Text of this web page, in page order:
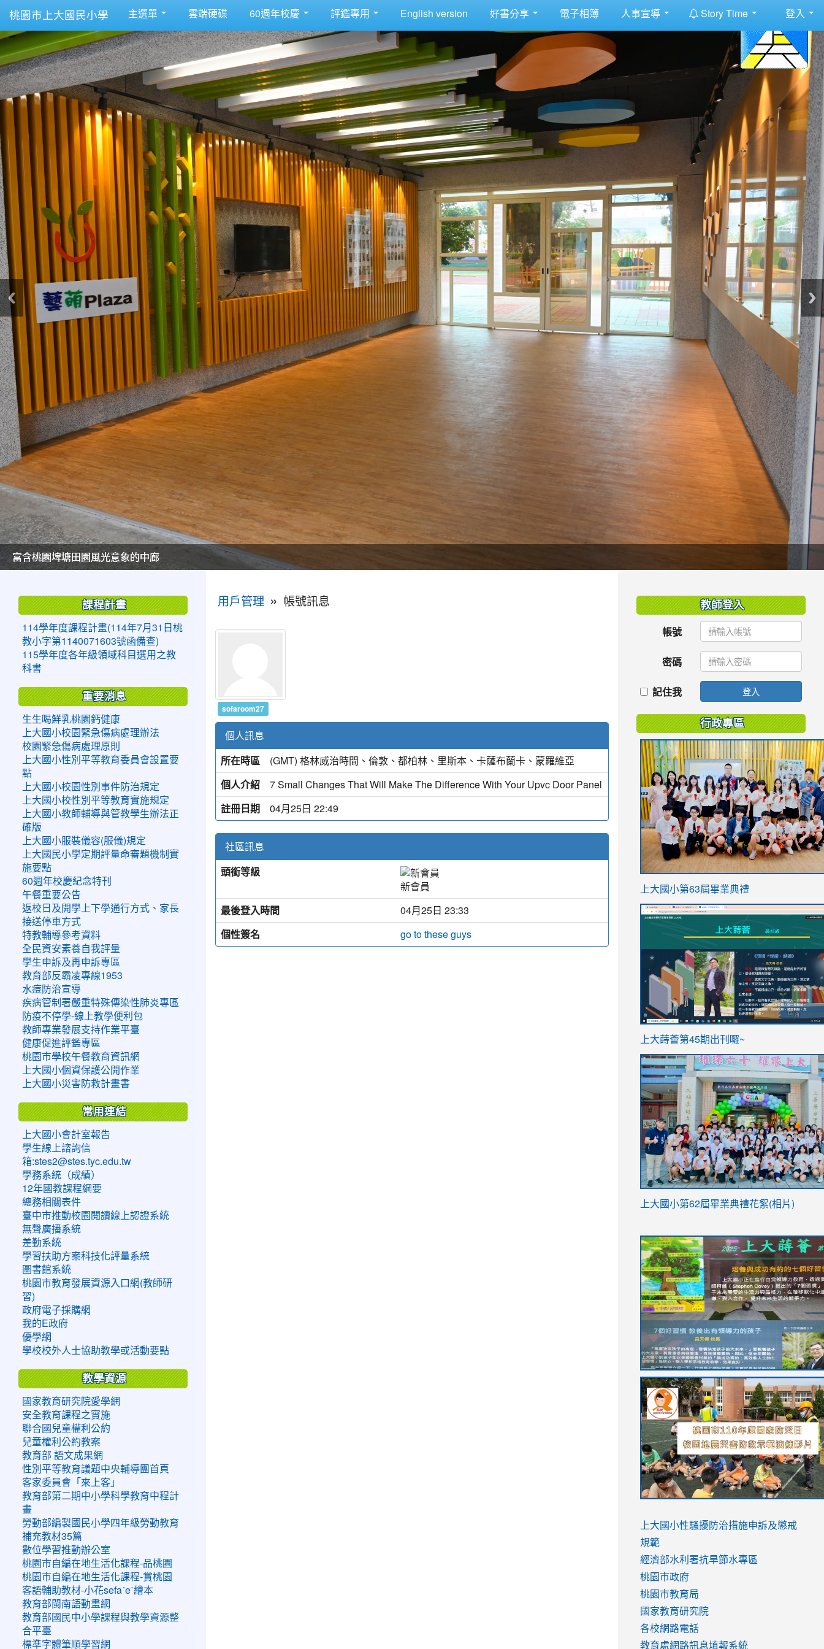
桃園市上大國民小學 主選單 雲端硬碟 60週年校慶 評鑑專用 English version 好書分享 電子相簿 人事宣導 Story Time 登入
美麗的操場是我們活力的來源
美麗的操場是我們活力的來源
煥然一新的小司令台
煥然一新的小司令台
富含桃園埤塘田園風光意象的中廊
富含桃園埤塘田園風光意象的中廊
嶄新的中庭廣場
嶄新的中庭廣場
水生池生生不息
水生池生生不息
用戶管理 » 帳號訊息
sofaroom27
個人訊息
所在時區
(GMT) 格林威治時間、倫敦、都柏林、里斯本、卡薩布蘭卡、蒙羅維亞
個人介紹
7 Small Changes That Will Make The Difference With Your Upvc Door Panel
註冊日期
04月25日 22:49
社區訊息
頭銜等級
新會員
最後登入時間
04月25日 23:33
個性簽名
go to these guys
課程計畫
114學年度課程計畫(114年7月31日桃
教小字第1140071603號函備查)
115學年度各年級領域科目選用之教
科書
重要消息
生生喝鮮乳桃園鈣健康
上大國小校園緊急傷病處理辦法
校園緊急傷病處理原則
上大國小性別平等教育委員會設置要
點
上大國小校園性別事件防治規定
上大國小校性別平等教育實施規定
上大國小教師輔導與管教學生辦法正
確版
上大國小服裝儀容(服儀)規定
上大國民小學定期評量命審題機制實
施要點
60週年校慶紀念特刊
午餐重要公告
返校日及開學上下學通行方式、家長
接送停車方式
特教輔導參考資料
全民資安素養自我評量
學生申訴及再申訴專區
教育部反霸凌專線1953
水痘防治宣導
疾病管制署嚴重特殊傳染性肺炎專區
防疫不停學-線上教學便利包
教師專業發展支持作業平臺
健康促進評鑑專區
桃園市學校午餐教育資訊網
上大國小個資保護公開作業
上大國小災害防救計畫書
常用連結
上大國小會計室報告
學生線上諮詢信
箱:stes2@stes.tyc.edu.tw
學務系統（成績）
12年國教課程綱要
總務相關表件
臺中市推動校園閱讀線上認證系統
無聲廣播系統
差勤系統
學習扶助方案科技化評量系統
圖書館系統
桃園市教育發展資源入口網(教師研
習)
政府電子採購網
我的E政府
優學網
學校校外人士協助教學或活動要點
教學資源
國家教育研究院愛學網
安全教育課程之實施
聯合國兒童權利公約
兒童權利公約教案
教育部 語文成果網
性別平等教育議題中央輔導團首頁
客家委員會「來上客」
教育部第二期中小學科學教育中程計
畫
勞動部編製國民小學四年級勞動教育
補充教材35篇
數位學習推動辦公室
桃園市自編在地生活化課程-品桃園
桃園市自編在地生活化課程-賞桃園
客語輔助教材-小花sefaˊeˋ繪本
教育部閩南語動畫網
教育部國民中小學課程與教學資源整
合平臺
標準字體筆順學習網
教師登入
帳號
密碼
記住我 登入
行政專區
link
https://sites.google.com/stes.tyc.edu.tw/
上大國小第63屆畢業典禮
link
ink
https://sites.google.com/stes.tyc.edu.tw/
link
https://sites.google.com/stes.tyc.edu.tw/
上大蒔薈第45期出刊囉~
link
YfDQppRvyMk686kIw6SBbssEIZ6WnT/
usp=sharing
上大國小第62屆畢業典禮花絮(相片)
to
https://drive.google.com/file/d/1I-
YfDQppRvyMk686kIw6SBbssEIZ6WnT/
usp=sharing
to
https://sites.google.com/stes.tyc.edu.tw/
link
to
https://sites.google.com/stes.tyc.edu.tw/
link
to
https://drive.google.com/file/d/
usp=sharing
link
to
https://youtu.be/jJOMVWY3-
8M
link
to
https://drive.google.com/file/d/
usp=sharing
to
https://www.youtube.com/watch?
v=hC_gdZndU9s
to
https://www.youtube.com/watch?
v=hC_gdZndU9s
link
to
https://www.youtube.com/watch?
v=mfpNykQ0g4M
上大國小性騷擾防治措施申訴及懲戒
規範
經濟部水利署抗旱節水專區
桃園市政府
桃園市教育局
國家教育研究院
各校網路電話
教育處網路訊息填報系統